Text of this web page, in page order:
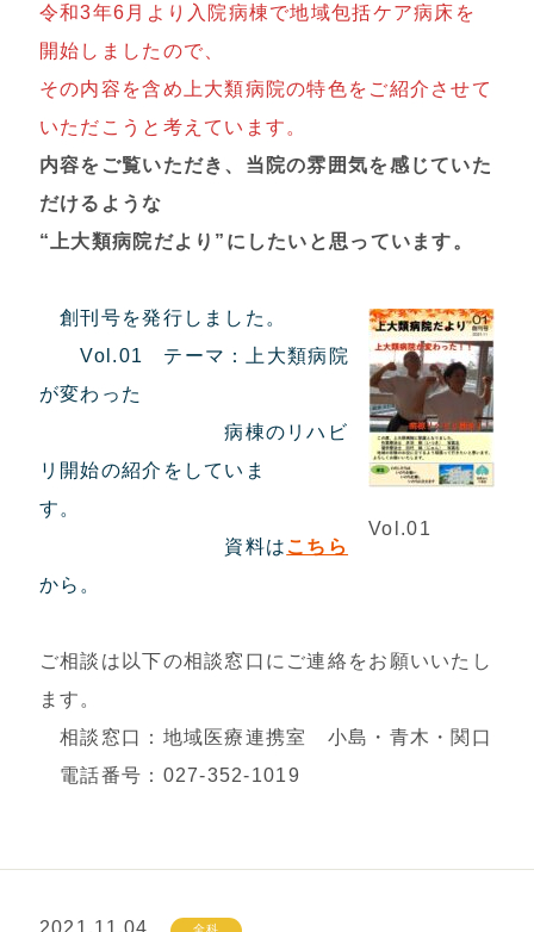
令和3年6月より入院病棟で地域包括ケア病床を
開始しましたので、
その内容を含め上大類病院の特色をご紹介させて
いただこうと考えています。
内容をご覧いただき、当院の雰囲気を感じていた
だけるような
“上大類病院だより”にしたいと思っています。
Vol.01
創刊号を発行しました。
Vol.01 テーマ：上大類病院
が変わった
病棟のリハビ
リ開始の紹介をしていま
す。
資料はこちら
から。
ご相談は以下の相談窓口にご連絡をお願いいたし
ます。
相談窓口：地域医療連携室 小島・青木・関口
電話番号：027-352-1019
2021.11.04 全科